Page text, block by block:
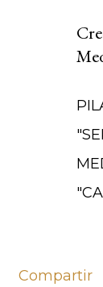
Compartir